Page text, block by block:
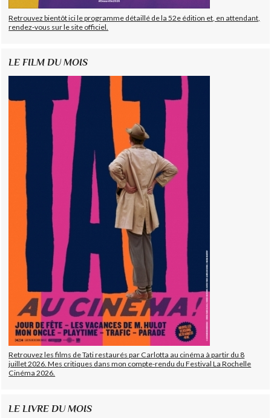
Retrouvez bientôt ici le programme détaillé de la 52e édition et, en attendant,
rendez-vous sur le site officiel.
LE FILM DU MOIS
Retrouvez les films de Tati restaurés par Carlotta au cinéma à partir du 8
juillet 2026. Mes critiques dans mon compte-rendu du Festival La Rochelle
Cinéma 2026.
LE LIVRE DU MOIS